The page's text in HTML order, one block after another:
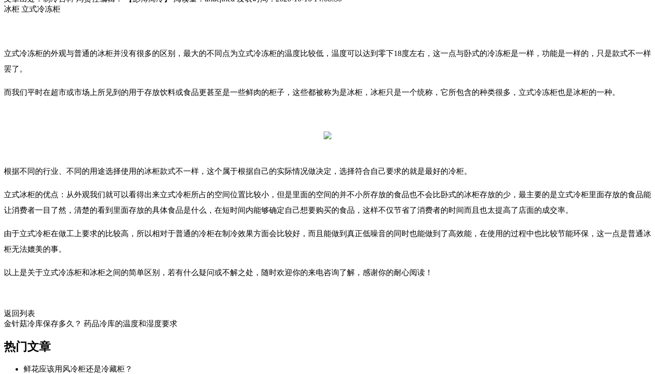
冰柜 立式冷冻柜
立式冷冻柜的外观与普通的冰柜并没有很多的区别，最大的不同点为立式冷冻柜的温度比较低，温度可以达到零下18度左右，这一点与卧式的冷冻柜是一样，功能是一样的，只是款式不一样
罢了。
而我们平时在超市或市场上所见到的用于存放饮料或食品更甚至是一些鲜肉的柜子，这些都被称为是冰柜，冰柜只是一个统称，它所包含的种类很多，立式冷冻柜也是冰柜的一种。
根据不同的行业、不同的用途选择使用的冰柜款式不一样，这个属于根据自己的实际情况做决定，选择符合自己要求的就是最好的冷柜。
立式冰柜的优点：从外观我们就可以看得出来立式冷柜所占的空间位置比较小，但是里面的空间的并不小所存放的食品也不会比卧式的冰柜存放的少，最主要的是立式冷柜里面存放的食品能
让消费者一目了然，清楚的看到里面存放的具体食品是什么，在短时间内能够确定自己想要购买的食品，这样不仅节省了消费者的时间而且也太提高了店面的成交率。
由于立式冷柜在做工上要求的比较高，所以相对于普通的冷柜在制冷效果方面会比较好，而且能做到真正低噪音的同时也能做到了高效能，在使用的过程中也比较节能环保，这一点是普通冰
柜无法媲美的事。
以上是关于立式冷冻柜和冰柜之间的简单区别，若有什么疑问或不解之处，随时欢迎你的来电咨询了解，感谢你的耐心阅读！
返回列表
金针菇冷库保存多久？ 药品冷库的温度和湿度要求
热门文章
鲜花应该用风冷柜还是冷藏柜？